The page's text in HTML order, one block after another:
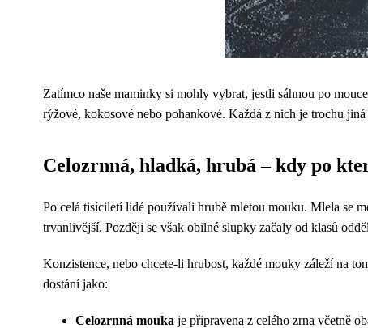
Zatímco naše maminky si mohly vybrat, jestli sáhnou po
rýžové, kokosové nebo pohankové. Každá z nich je trochu
Celozrnná, hladká, hrubá – kdy po
Po celá tisíciletí lidé používali hrubě mletou mouku. Mlela se
trvanlivější. Později se však obilné slupky začaly od klasů
Konzistence, nebo chcete-li hrubost, každé mouky záleží na
dostání jako:
Celozrnná mouka je připravena z celého zrna včetně